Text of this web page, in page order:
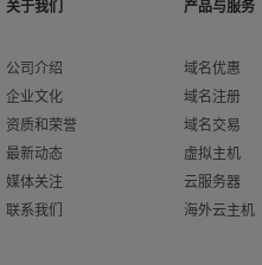
关于我们
公司介绍
企业文化
资质和荣誉
最新动态
媒体关注
联系我们
产品与服务
域名优惠
域名注册
域名交易
虚拟主机
云服务器
海外云主机